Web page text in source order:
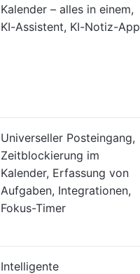
Kalender – alles in einem,
KI-Assistent, KI-Notiz-App
Universeller Posteingang,
Zeitblockierung im
Kalender, Erfassung von
Aufgaben, Integrationen,
Fokus-Timer
Intelligente